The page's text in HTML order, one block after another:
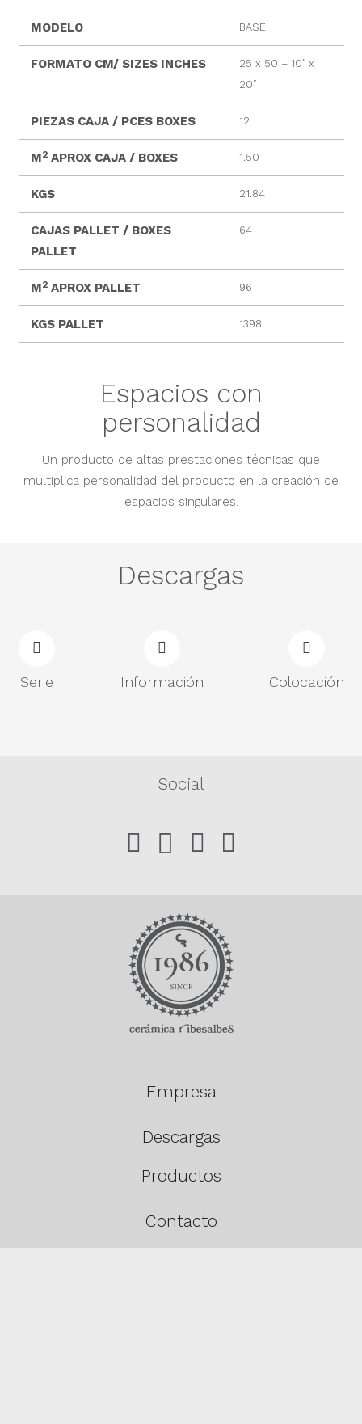
MODELO BASE
FORMATO CM/ SIZES INCHES
25 x 50 – 10″ x
20″
PIEZAS CAJA / PCES BOXES 12
M2APROX CAJA / BOXES 1.50
KGS 21.84
CAJAS PALLET / BOXES
PALLET
64
M2APROX PALLET 96
KGS PALLET 1398
Espacios con
personalidad
Un producto de altas prestaciones técnicas que
multiplica personalidad del producto en la creación de
espacios singulares.
Descargas
Serie Información Colocación
Social
Empresa
Descargas
Productos
Contacto